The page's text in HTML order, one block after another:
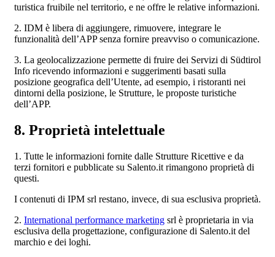
turistica fruibile nel territorio, e ne offre le relative informazioni.
2. IDM è libera di aggiungere, rimuovere, integrare le
funzionalità dell’APP senza fornire preavviso o comunicazione.
3. La geolocalizzazione permette di fruire dei Servizi di Südtirol
Info ricevendo informazioni e suggerimenti basati sulla
posizione geografica dell’Utente, ad esempio, i ristoranti nei
dintorni della posizione, le Strutture, le proposte turistiche
dell’APP.
8. Proprietà intelettuale
1. Tutte le informazioni fornite dalle Strutture Ricettive e da
terzi fornitori e pubblicate su Salento.it rimangono proprietà di
questi.
I contenuti di IPM srl restano, invece, di sua esclusiva proprietà.
2. International performance marketing srl è proprietaria in via
esclusiva della progettazione, configurazione di Salento.it del
marchio e dei loghi.